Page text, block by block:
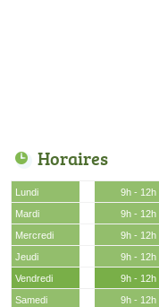
Horaires
Lundi 9h - 12h
Mardi
9h - 12h
Mercredi
9h - 12h
Jeudi
9h - 12h
Vendredi
9h - 12h
Samedi
9h - 12h